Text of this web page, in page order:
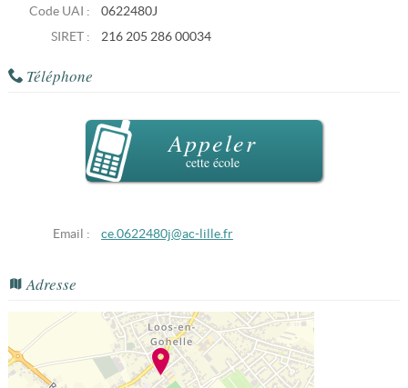
Code UAI :
0622480J
SIRET :
216 205 286 00034
Téléphone
Appeler
cette école
Email : ce.0622480j@ac-lille.fr
Adresse